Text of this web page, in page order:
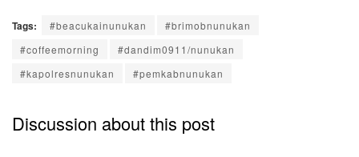
Tags: #beacukainunukan
#brimobnunukan
#coffeemorning
#dandim0911/nunukan
#kapolresnunukan
#pemkabnunukan
Discussion about this post